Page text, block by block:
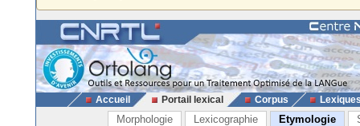
Accueil Portail lexical Corpus
Morphologie Lexicographie Etymologie